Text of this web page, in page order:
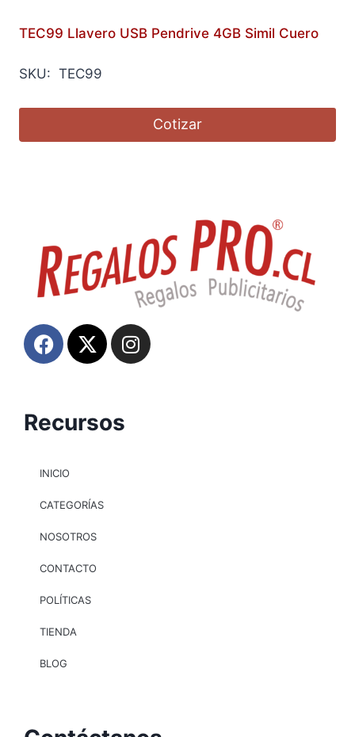
TEC99 Llavero USB Pendrive 4GB Simil Cuero
SKU: TEC99
Cotizar
Recursos
INICIO
CATEGORÍAS
NOSOTROS
CONTACTO
POLÍTICAS
TIENDA
BLOG